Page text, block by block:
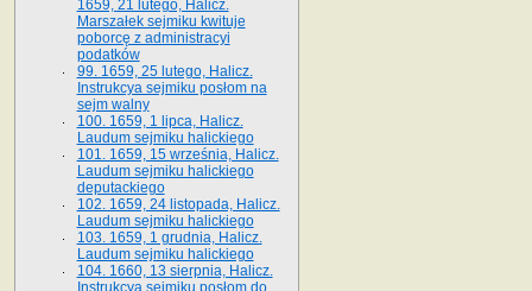
1659, 21 lutego, Halicz.
Marszałek sejmiku kwituje
poborcę z administracyi
podatków
99. 1659, 25 lutego, Halicz.
Instrukcya sejmiku posłom na
sejm walny
100. 1659, 1 lipca, Halicz.
Laudum sejmiku halickiego
101. 1659, 15 września, Halicz.
Laudum sejmiku halickiego
deputackiego
102. 1659, 24 listopada, Halicz.
Laudum sejmiku halickiego
103. 1659, 1 grudnia, Halicz.
Laudum sejmiku halickiego
104. 1660, 13 sierpnia, Halicz.
Instrukcya sejmiku posłom do